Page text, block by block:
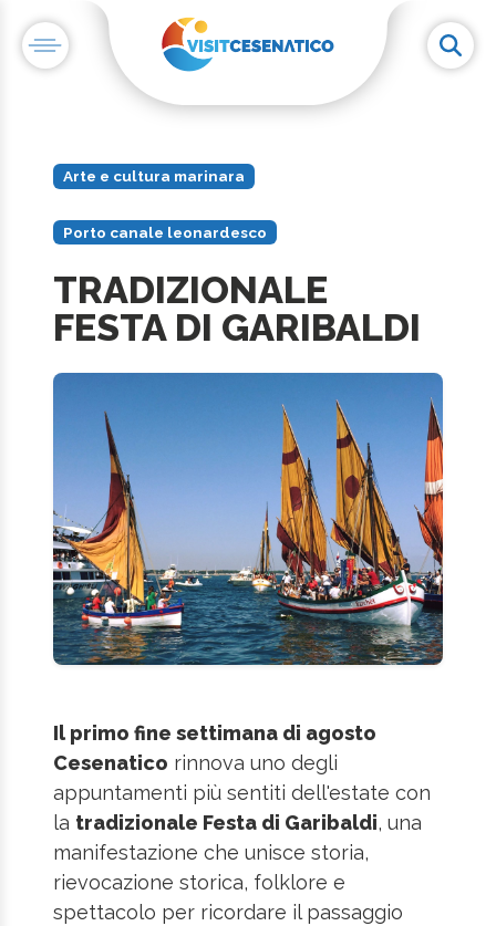
Arte e cultura marinara
Porto canale leonardesco
TRADIZIONALE
FESTA DI GARIBALDI
Il primo fine settimana di agosto
Cesenatico rinnova uno degli
appuntamenti più sentiti dell'estate con
la tradizionale Festa di Garibaldi, una
manifestazione che unisce storia,
rievocazione storica, folklore e
spettacolo per ricordare il passaggio